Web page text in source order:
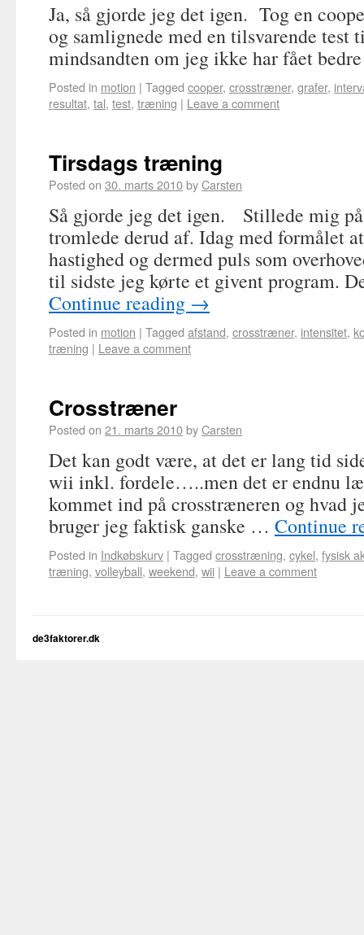
Ja, så gjorde jeg det igen. Tog en
og samlignede med en tilsvarende test
mindsandten om jeg ikke har fået
Posted in motion | Tagged cooper, crosstræner, grafer,
resultat, tal, test, træning | Leave a comment
Tirsdags træning
Posted on 30. marts 2010byCarsten
Så gjorde jeg det igen. Stillede mig
tromlede derud af. Idag med formålet
hastighed og dermed puls som
til sidste jeg kørte et givent program.
Continue reading →
Posted in motion | Tagged afstand, crosstræner, intensitet,
træning | Leave a comment
Crosstræner
Posted on 21. marts 2010byCarsten
Det kan godt være, at det er lang tid
wii inkl. fordele…..men det er endnu
kommet ind på crosstræneren og hvad
bruger jeg faktisk ganske … Continue
Posted in Indkøbskurv | Tagged crosstræning, cykel, fysisk
træning, volleyball, weekend, wii | Leave a comment
de3faktorer.dk